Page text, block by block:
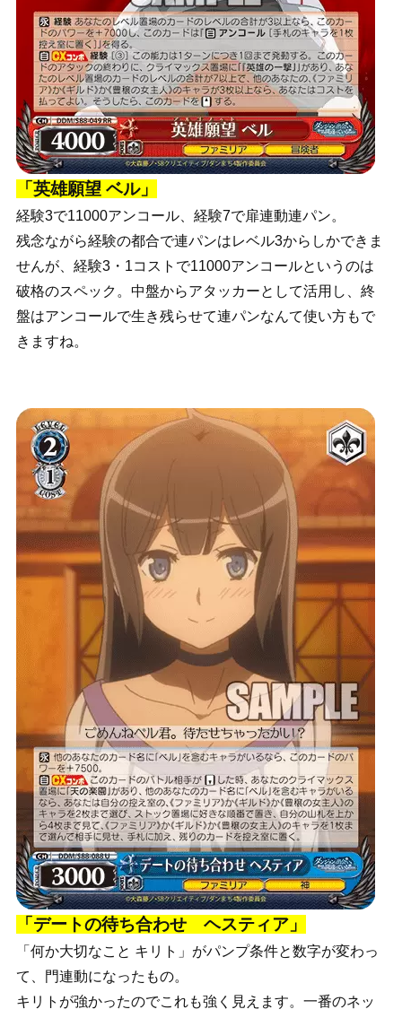
「英雄願望 ベル」
経験3で11000アンコール、経験7で扉連動連パン。
残念ながら経験の都合で連パンはレベル3からしかできま
せんが、経験3・1コストで11000アンコールというのは
破格のスペック。中盤からアタッカーとして活用し、終
盤はアンコールで生き残らせて連パンなんて使い方もで
きますね。
「デートの待ち合わせ ヘスティア」
「何か大切なこと キリト」がパンプ条件と数字が変わっ
て、門連動になったもの。
キリトが強かったのでこれも強く見えます。一番のネッ